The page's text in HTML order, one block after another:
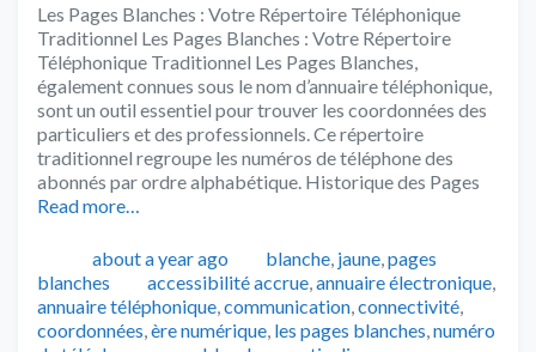
Les Pages Blanches : Votre Répertoire Téléphonique
Traditionnel Les Pages Blanches : Votre Répertoire
Téléphonique Traditionnel Les Pages Blanches,
également connues sous le nom d’annuaire téléphonique,
sont un outil essentiel pour trouver les coordonnées des
particuliers et des professionnels. Ce répertoire
traditionnel regroupe les numéros de téléphone des
abonnés par ordre alphabétique. Historique des Pages
Read more…
Publié
about a year ago Catégories
blanche, jaune,pages
blanches
Tags
accessibilité accrue,annuaire électronique,
annuaire téléphonique,communication,connectivité,
coordonnées,ère numérique, les pages blanches,numéro